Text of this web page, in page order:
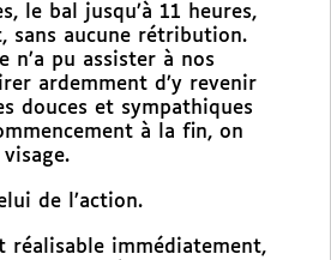
le bal jusqu’à 11 heures,
sans aucune rétribution.
n’a pu assister à nos
ardemment d’y revenir
douces et sympathiques
à la fin, on
de l’action.
réalisable immédiatement,